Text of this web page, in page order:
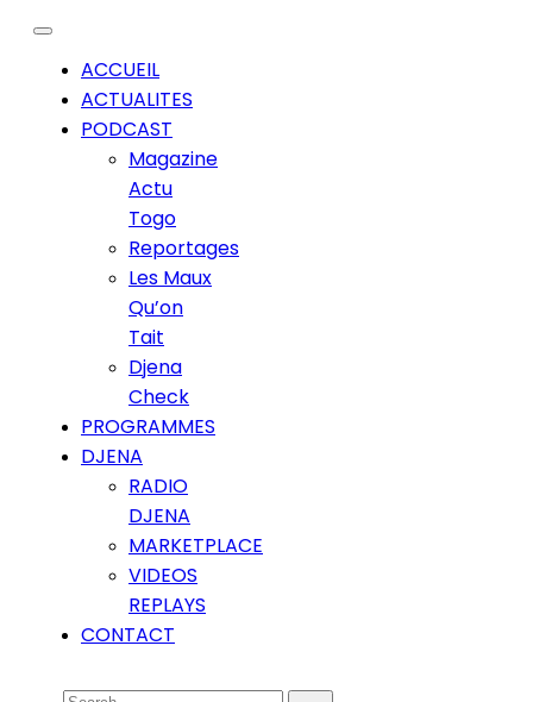
ACCUEIL
ACTUALITES
PODCAST
Magazine
Actu
Togo
Reportages
Les Maux
Qu’on
Tait
Djena
Check
PROGRAMMES
DJENA
RADIO
DJENA
MARKETPLACE
VIDEOS
REPLAYS
CONTACT